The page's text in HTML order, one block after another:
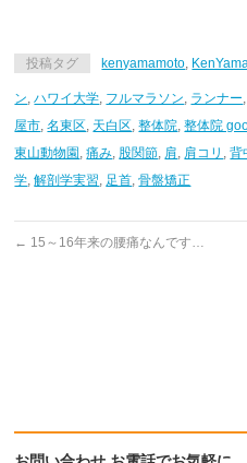
投稿タグ kenyamamoto,
ン,ハワイ大学, フルマラソン, ランナー,
屋市,名東区, 天白区,整体院,整体院
東山動物園 ,痛み, 股関節, 肩, 肩コリ ,背
学,解剖学実習, 足首,骨盤矯正
← 15～16年来の腰痛なんです…